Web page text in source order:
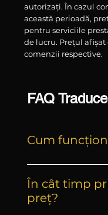
autorizați. În cazul
această perioadă,
pentru serviciile
de lucru. Prețul
comenzii respective.
FAQ
Cum
Totul se
documentul, iar
automat,
În cât timp
preț?